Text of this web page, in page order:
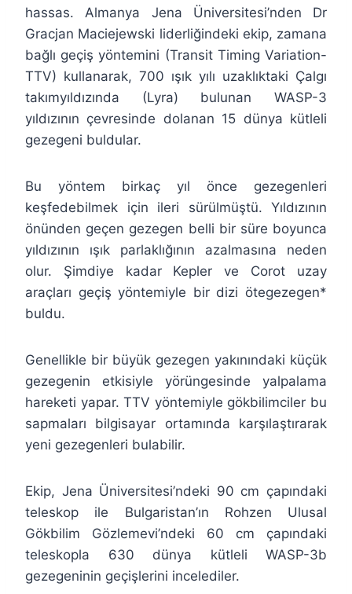
hassas. Almanya Jena Üniversitesi’nden Dr
Gracjan Maciejewski liderliğindeki ekip, zamana
bağlı geçiş yöntemini (Transit Timing Variation-
TTV) kullanarak, 700 ışık yılı uzaklıktaki Çalgı
takımyıldızında (Lyra) bulunan WASP-3
yıldızının çevresinde dolanan 15 dünya kütleli
gezegeni buldular.
Bu yöntem birkaç yıl önce gezegenleri
keşfedebilmek için ileri sürülmüştü. Yıldızının
önünden geçen gezegen belli bir süre boyunca
yıldızının ışık parlaklığının azalmasına neden
olur. Şimdiye kadar Kepler ve Corot uzay
araçları geçiş yöntemiyle bir dizi ötegezegen*
buldu.
Genellikle bir büyük gezegen yakınındaki küçük
gezegenin etkisiyle yörüngesinde yalpalama
hareketi yapar. TTV yöntemiyle gökbilimciler bu
sapmaları bilgisayar ortamında karşılaştırarak
yeni gezegenleri bulabilir.
Ekip, Jena Üniversitesi’ndeki 90 cm çapındaki
teleskop ile Bulgaristan’ın Rohzen Ulusal
Gökbilim Gözlemevi’ndeki 60 cm çapındaki
teleskopla 630 dünya kütleli WASP-3b
gezegeninin geçişlerini incelediler.